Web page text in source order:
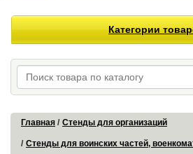
Категории
Главная Стенды для организаций
Стенды для воинских частей,